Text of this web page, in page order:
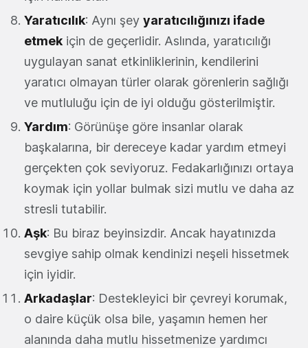
Yaratıcılık: Aynı şey yaratıcılığınızı ifade
etmek için de geçerlidir. Aslında, yaratıcılığı
uygulayan sanat etkinliklerinin, kendilerini
yaratıcı olmayan türler olarak görenlerin sağlığı
ve mutluluğu için de iyi olduğu gösterilmiştir.
Yardım: Görünüşe göre insanlar olarak
başkalarına, bir dereceye kadar yardım etmeyi
gerçekten çok seviyoruz. Fedakarlığınızı ortaya
koymak için yollar bulmak sizi mutlu ve daha az
stresli tutabilir.
Aşk: Bu biraz beyinsizdir. Ancak hayatınızda
sevgiye sahip olmak kendinizi neşeli hissetmek
için iyidir.
Arkadaşlar: Destekleyici bir çevreyi korumak,
o daire küçük olsa bile, yaşamın hemen her
alanında daha mutlu hissetmenize yardımcı